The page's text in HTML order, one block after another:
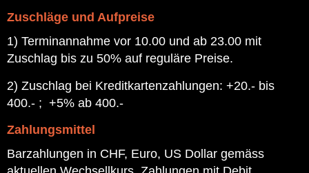
Zuschläge und Aufpreise
1) Terminannahme vor 10.00 und ab 23.00 mit
Zuschlag bis zu 50% auf reguläre Preise.
2) Zuschlag bei Kreditkartenzahlungen: +20.- bis
400.- ; +5% ab 400.-
Zahlungsmittel
Barzahlungen in CHF, Euro, US Dollar gemäss